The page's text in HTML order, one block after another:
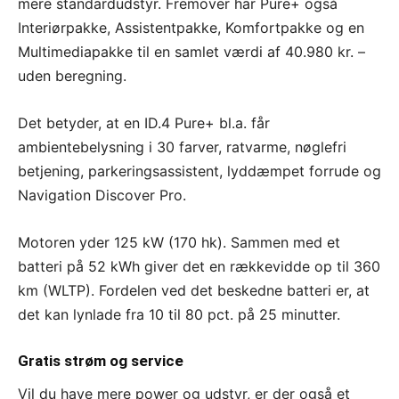
mere standardudstyr. Fremover har Pure+ også
Interiørpakke, Assistentpakke, Komfortpakke og en
Multimediapakke til en samlet værdi af 40.980 kr. –
uden beregning.
Det betyder, at en ID.4 Pure+ bl.a. får
ambientebelysning i 30 farver, ratvarme, nøglefri
betjening, parkeringsassistent, lyddæmpet forrude og
Navigation Discover Pro.
Motoren yder 125 kW (170 hk). Sammen med et
batteri på 52 kWh giver det en rækkevidde op til 360
km (WLTP). Fordelen ved det beskedne batteri er, at
det kan lynlade fra 10 til 80 pct. på 25 minutter.
Gratis strøm og service
Vil du have mere power og udstyr, er der også et